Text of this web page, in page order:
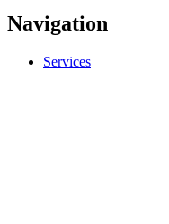
Navigation
Services